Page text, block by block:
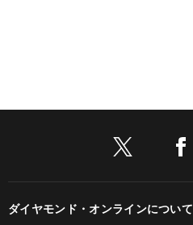
ダイヤモンド・オンラインについて